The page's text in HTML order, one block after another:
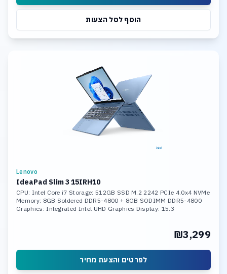
הוסף לסל הצעות
Lenovo
IdeaPad Slim 3 15IRH10
CPU: Intel Core i7 Storage: 512GB SSD M.2 2242 PCIe 4.0x4 NVMe
Memory: 8GB Soldered DDR5-4800 + 8GB SODIMM DDR5-4800
Graphics: Integrated Intel UHD Graphics Display: 15.3
₪3,299
לפרטים והצעת מחיר